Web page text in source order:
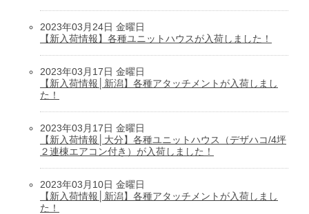
2023年03月24日 金曜日
【新入荷情報】各種ユニットハウスが入荷しました！
2023年03月17日 金曜日
【新入荷情報│新潟】各種アタッチメントが入荷しまし
た！
2023年03月17日 金曜日
【新入荷情報│大分】各種ユニットハウス（デザハコ/4坪
２連棟エアコン付き）が入荷しました！
2023年03月10日 金曜日
【新入荷情報│新潟】各種アタッチメントが入荷しまし
た！